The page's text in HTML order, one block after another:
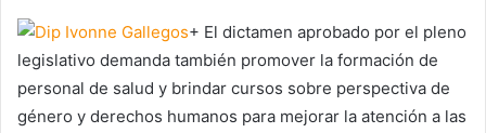
+ El dictamen aprobado por el pleno
legislativo demanda también promover la formación de
personal de salud y brindar cursos sobre perspectiva de
género y derechos humanos para mejorar la atención a las